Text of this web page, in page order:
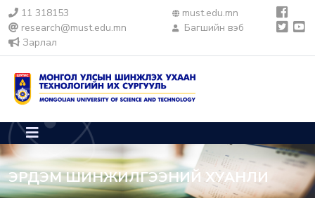
11 318153
research@must.edu.mn
Зарлал
must.edu.mn
Багшийн вэб
ЭРДЭМ ШИНЖИЛГЭЭНИЙ ХУАНЛИ